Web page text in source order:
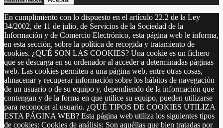
En cumplimiento con lo dispuesto en el artículo 22.2 de la Ley
34/2002, de 11 de julio, de Servicios de la Sociedad de la
Información y de Comercio Electrónico, esta página web le informa,
en esta sección, sobre la política de recogida y tratamiento de
cookies. ¿QUÉ SON LAS COOKIES? Una cookie es un fichero
que se descarga en su ordenador al acceder a determinadas páginas
web. Las cookies permiten a una página web, entre otras cosas,
almacenar y recuperar información sobre los hábitos de navegación
de un usuario o de su equipo y, dependiendo de la información que
contengan y de la forma en que utilice su equipo, pueden utilizarse
para reconocer al usuario. ¿QUÉ TIPOS DE COOKIES UTILIZA
ESTA PÁGINA WEB? Esta página web utiliza los siguientes tipos
de cookies: Cookies de análisis: Son aquéllas que bien tratadas por